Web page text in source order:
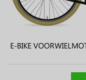
E-BIKE